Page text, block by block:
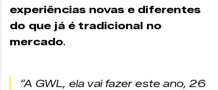
experiências novas e diferentes
do que já é tradicional no
mercado.
“A GWL, ela vai fazer este ano, 26